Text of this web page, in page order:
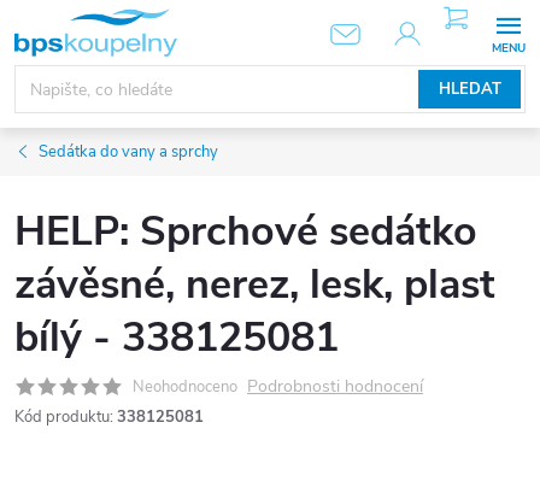
obsah
HLEDAT
NÁKUPNÍ
KOŠÍK
Sedátka do vany a sprchy
HELP: Sprchové sedátko
závěsné, nerez, lesk, plast
bílý - 338125081
Neohodnoceno Podrobnosti hodnocení
Kód produktu: 338125081